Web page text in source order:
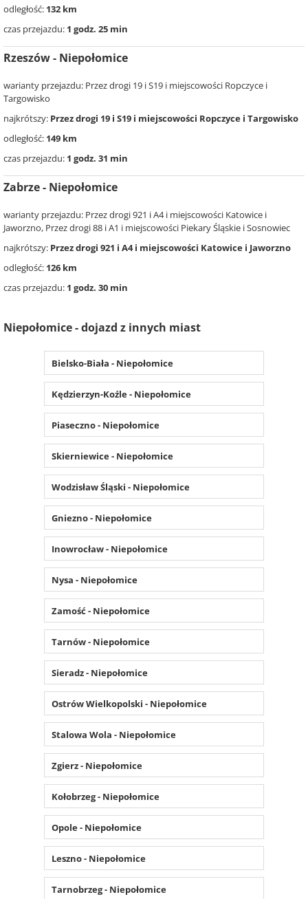
odległość: 132 km
czas przejazdu: 1 godz. 25 min
Rzeszów - Niepołomice
warianty przejazdu: Przez drogi 19 i S19 i miejscowości Ropczyce i
Targowisko
najkrótszy: Przez drogi 19 i S19 i miejscowości Ropczyce i Targowisko
odległość: 149 km
czas przejazdu: 1 godz. 31 min
Zabrze - Niepołomice
warianty przejazdu: Przez drogi 921 i A4 i miejscowości Katowice i
Jaworzno, Przez drogi 88 i A1 i miejscowości Piekary Śląskie i Sosnowiec
najkrótszy: Przez drogi 921 i A4 i miejscowości Katowice i Jaworzno
odległość: 126 km
czas przejazdu: 1 godz. 30 min
Niepołomice - dojazd z innych miast
Bielsko-Biała - Niepołomice
Kędzierzyn-Koźle - Niepołomice
Piaseczno - Niepołomice
Skierniewice - Niepołomice
Wodzisław Śląski - Niepołomice
Gniezno - Niepołomice
Inowrocław - Niepołomice
Nysa - Niepołomice
Zamość - Niepołomice
Tarnów - Niepołomice
Sieradz - Niepołomice
Ostrów Wielkopolski - Niepołomice
Stalowa Wola - Niepołomice
Zgierz - Niepołomice
Kołobrzeg - Niepołomice
Opole - Niepołomice
Leszno - Niepołomice
Tarnobrzeg - Niepołomice